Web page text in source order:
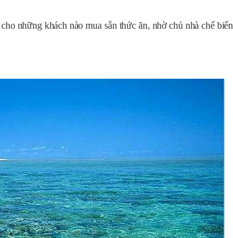
những khách nào mua sẵn thức ăn, nhờ chủ nhà chế biến